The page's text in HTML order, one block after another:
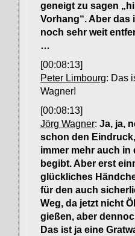
geneigt zu sagen
Vorhang“. Aber das
noch sehr weit
…
[00:08:13]
Peter Limbourg: Das
Wagner!
[00:08:13]
Jörg Wagner: Ja, ja,
schon den
immer mehr auch
begibt. Aber erst
glückliches
für den auch
Weg, da jetzt nicht
gießen, aber
Das ist ja eine